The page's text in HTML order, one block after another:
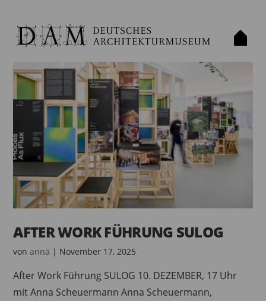
AFTER WORK FÜHRUNG SULOG
vonanna | November 17, 2025
After Work Führung SULOG 10. DEZEMBER, 17 Uhr
mit Anna Scheuermann Anna Scheuermann,